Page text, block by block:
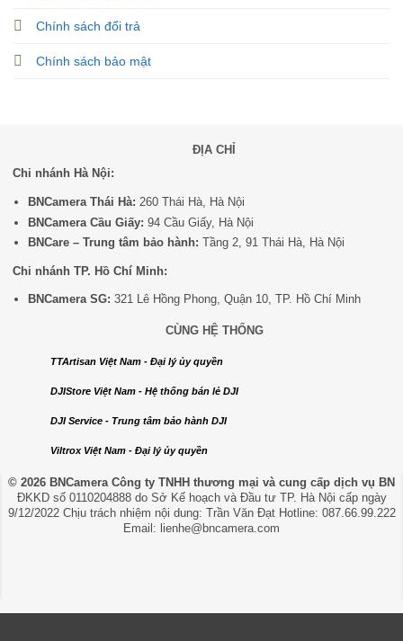
Chính sách đổi trả
Chính sách bảo mật
ĐỊA CHỈ
Chi nhánh Hà Nội:
BNCamera Thái Hà: 260 Thái Hà, Hà Nội
BNCamera Cầu Giấy: 94 Cầu Giấy, Hà Nội
BNCare – Trung tâm bảo hành: Tầng 2, 91 Thái Hà, Hà Nội
Chi nhánh TP. Hồ Chí Minh:
BNCamera SG: 321 Lê Hồng Phong, Quận 10, TP. Hồ Chí Minh
CÙNG HỆ THỐNG
TTArtisan Việt Nam - Đại lý ủy quyền
DJIStore Việt Nam - Hệ thống bán lẻ DJI
DJI Service - Trung tâm bảo hành DJI
Viltrox Việt Nam - Đại lý ủy quyền
© 2026 BNCamera Công ty TNHH thương mại và cung cấp dịch vụ BN
ĐKKD số 0110204888 do Sở Kế hoạch và Đầu tư TP. Hà Nội cấp ngày
9/12/2022 Chịu trách nhiệm nội dung: Trần Văn Đạt Hotline: 087.66.99.222
Email: lienhe@bncamera.com